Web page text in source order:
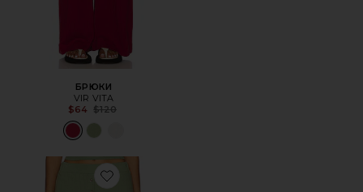
БРЮКИ
VIR VITA
$64 Previous price:
$120
Favorite БРЮКИ